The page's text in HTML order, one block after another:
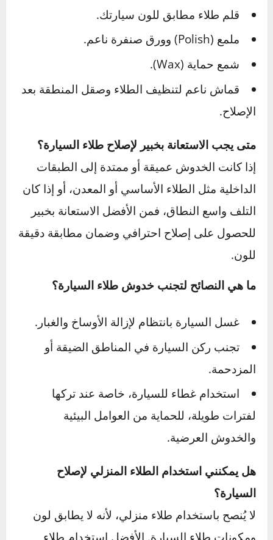
لإصلاح الأضرار فور حدوثها. سيارتك ليست فقط
وسيلة نقل؛ إنها تعبير عن شخصيتك، والعناية
بمظهرها يبرز اهتمامك بالتفاصيل.
أسئلة شائعة حول اصلاح طلاء السيارة
كيف يمكن إصلاح الخدوش السطحية في طلاء
السيارة؟
يمكنك إصلاح الخدوش السطحية بسهولة باستخدام
ملمعات ناعمة وورق صنفرة ناعم جدًا لتنعيم
الخدش. بعد ذلك، قم بتطبيق طبقة شفافة (Clear
Coat) لحماية الطلاء واستعادة لمعانه.
المنزل؟
قلم طلاء مطابق للون سيارتك.
ملمع (Polish) وورق صنفرة ناعم.
شمع حماية (Wax).
قماش ناعم لتنظيف الطلاء وصقل المنطقة بعد
الإصلاح.
متى يجب الاستعانة بخبير لإصلاح طلاء السيارة؟
إذا كانت الخدوش عميقة أو ممتدة إلى الطبقات
الداخلية مثل الطلاء الأساسي أو المعدن، أو إذا كان